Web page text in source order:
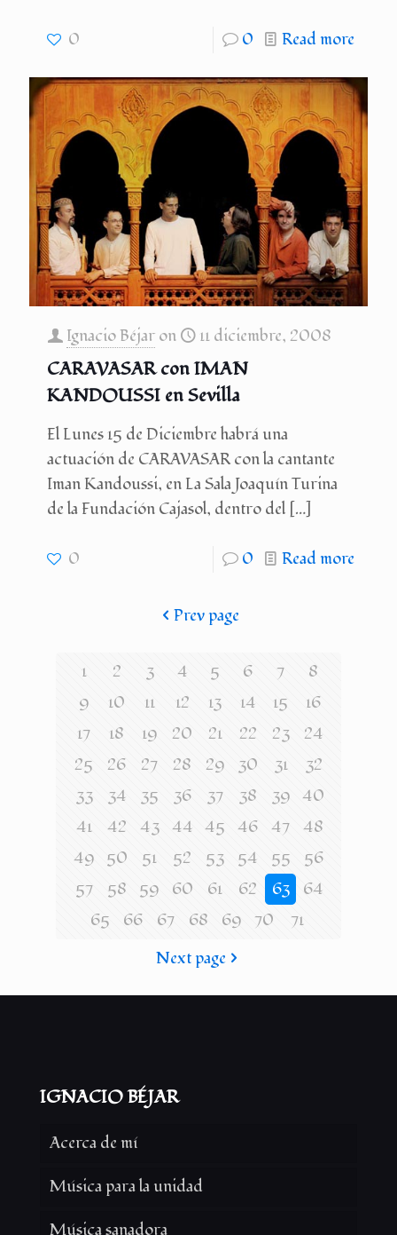
0 0 Read more
Ignacio Béjar on 11 diciembre, 2008
CARAVASAR con IMAN
KANDOUSSI en Sevilla
El Lunes 15 de Diciembre habrá una
actuación de CARAVASAR con la cantante
Iman Kandoussi, en La Sala Joaquín Turina
de la Fundación Cajasol, dentro del […]
0 0 Read more
Prev page
1 2 3 4 5 6 7
8
9
10 11 12 13 14 15
16
17
18 19 20 21 22 23
24
25
26 27 28 29 30 31
32
33
34 35 36 37 38 39 40
41
42 43 44 45 46 47
48
49 50 51 52 53 54 55
56
57
58 59 60 61 62 63
64
65
66 67 68 69 70
71
Next page
IGNACIO BÉJAR
Acerca de mí
Música para la unidad
Música sanadora